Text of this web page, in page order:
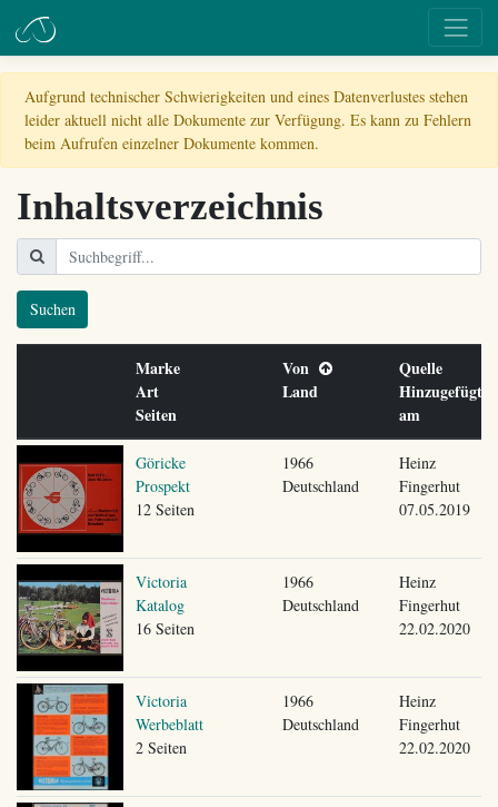
Aufgrund technischer Schwierigkeiten und eines Datenverlustes stehen
leider aktuell nicht alle Dokumente zur Verfügung. Es kann zu Fehlern
beim Aufrufen einzelner Dokumente kommen.
Inhaltsverzeichnis
Suchen
Marke
Art
Seiten
Von
Land
Quelle
Hinzugefügt
am
Göricke
Prospekt
12 Seiten
1966
Deutschland
Heinz
Fingerhut
07.05.2019
Victoria
Katalog
16 Seiten
1966
Deutschland
Heinz
Fingerhut
22.02.2020
Victoria
Werbeblatt
2 Seiten
1966
Deutschland
Heinz
Fingerhut
22.02.2020